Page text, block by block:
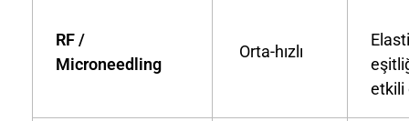
RF /
Microneedling
Orta-hızlı
etkili